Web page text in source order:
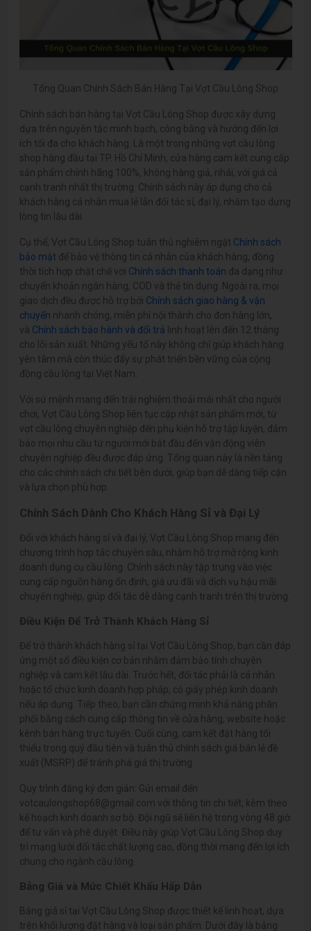
Tổng Quan Chính Sách Bán Hàng Tại Vợt Cầu Lông Shop
Chính sách bán hàng tại Vợt Cầu Lông Shop được xây dựng
dựa trên nguyên tắc minh bạch, công bằng và hướng đến lợi
ích tối đa cho khách hàng. Là một trong những vợt cầu lông
shop hàng đầu tại TP. Hồ Chí Minh, cửa hàng cam kết cung cấp
sản phẩm chính hãng 100%, không hàng giả, nhái, với giá cả
cạnh tranh nhất thị trường. Chính sách này áp dụng cho cả
khách hàng cá nhân mua lẻ lẫn đối tác sỉ, đại lý, nhằm tạo dựng
lòng tin lâu dài.
Cụ thể, Vợt Cầu Lông Shop tuân thủ nghiêm ngặt Chính sách
bảo mật để bảo vệ thông tin cá nhân của khách hàng, đồng
thời tích hợp chặt chẽ với Chính sách thanh toán đa dạng như
chuyển khoản ngân hàng, COD và thẻ tín dụng. Ngoài ra, mọi
giao dịch đều được hỗ trợ bởi Chính sách giao hàng & vận
chuyển nhanh chóng, miễn phí nội thành cho đơn hàng lớn,
và Chính sách bảo hành và đổi trả linh hoạt lên đến 12 tháng
cho lỗi sản xuất. Những yếu tố này không chỉ giúp khách hàng
yên tâm mà còn thúc đẩy sự phát triển bền vững của cộng
đồng cầu lông tại Việt Nam.
Với sứ mệnh mang đến trải nghiệm thoải mái nhất cho người
chơi, Vợt Cầu Lông Shop liên tục cập nhật sản phẩm mới, từ
vợt cầu lông chuyên nghiệp đến phụ kiện hỗ trợ tập luyện, đảm
bảo mọi nhu cầu từ người mới bắt đầu đến vận động viên
chuyên nghiệp đều được đáp ứng. Tổng quan này là nền tảng
cho các chính sách chi tiết bên dưới, giúp bạn dễ dàng tiếp cận
và lựa chọn phù hợp.
Chính Sách Dành Cho Khách Hàng Sỉ và Đại Lý
Đối với khách hàng sỉ và đại lý, Vợt Cầu Lông Shop mang đến
chương trình hợp tác chuyên sâu, nhằm hỗ trợ mở rộng kinh
doanh dụng cụ cầu lông. Chính sách này tập trung vào việc
cung cấp nguồn hàng ổn định, giá ưu đãi và dịch vụ hậu mãi
chuyên nghiệp, giúp đối tác dễ dàng cạnh tranh trên thị trường.
Điều Kiện Để Trở Thành Khách Hàng Sỉ
Để trở thành khách hàng sỉ tại Vợt Cầu Lông Shop, bạn cần đáp
ứng một số điều kiện cơ bản nhằm đảm bảo tính chuyên
nghiệp và cam kết lâu dài. Trước hết, đối tác phải là cá nhân
hoặc tổ chức kinh doanh hợp pháp, có giấy phép kinh doanh
nếu áp dụng. Tiếp theo, bạn cần chứng minh khả năng phân
phối bằng cách cung cấp thông tin về cửa hàng, website hoặc
kênh bán hàng trực tuyến. Cuối cùng, cam kết đặt hàng tối
thiểu trong quý đầu tiên và tuân thủ chính sách giá bán lẻ đề
xuất (MSRP) để tránh phá giá thị trường.
Quy trình đăng ký đơn giản: Gửi email đến
votcaulongshop68@gmail.com với thông tin chi tiết, kèm theo
kế hoạch kinh doanh sơ bộ. Đội ngũ sẽ liên hệ trong vòng 48 giờ
để tư vấn và phê duyệt. Điều này giúp Vợt Cầu Lông Shop duy
trì mạng lưới đối tác chất lượng cao, đồng thời mang đến lợi ích
chung cho ngành cầu lông.
Bảng Giá và Mức Chiết Khấu Hấp Dẫn
Bảng giá sỉ tại Vợt Cầu Lông Shop được thiết kế linh hoạt, dựa
trên khối lượng đặt hàng và loại sản phẩm. Dưới đây là bảng